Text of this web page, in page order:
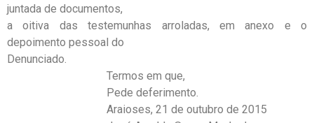
juntada de documentos,
a oitiva das testemunhas arroladas, em anexo e o
depoimento pessoal do
Denunciado.
Termos em que,
Pede deferimento.
Araioses, 21 de outubro de 2015